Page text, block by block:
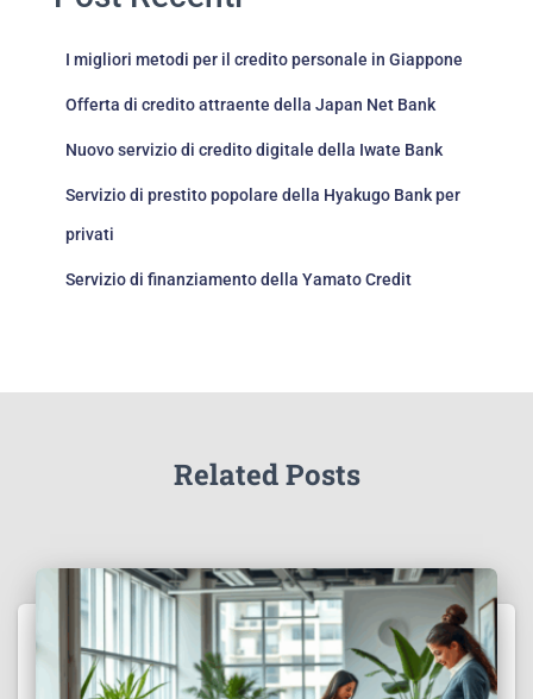
I migliori metodi per il credito personale in Giappone
Offerta di credito attraente della Japan Net Bank
Nuovo servizio di credito digitale della Iwate Bank
Servizio di prestito popolare della Hyakugo Bank per
privati
Servizio di finanziamento della Yamato Credit
Related Posts